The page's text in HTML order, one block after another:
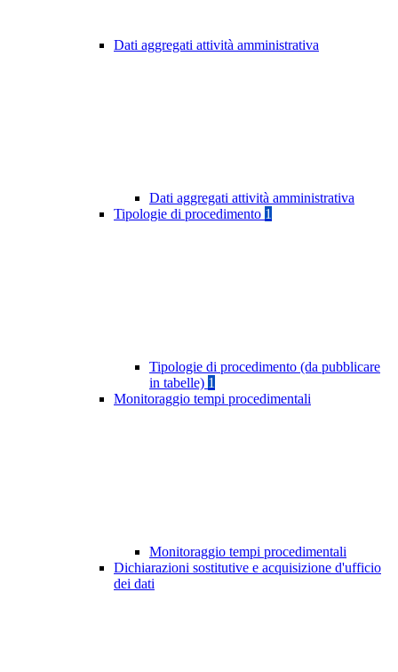
Dati aggregati attività amministrativa
Dati aggregati attività amministrativa
Tipologie di procedimento 1
Tipologie di procedimento (da pubblicare
in tabelle) 1
Monitoraggio tempi procedimentali
Monitoraggio tempi procedimentali
Dichiarazioni sostitutive e acquisizione d'ufficio
dei dati